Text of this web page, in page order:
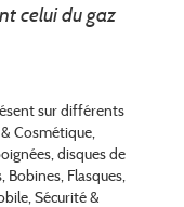
celui du gaz
sur différents
Cosmétique,
disques de
Bobines, Flasques,
Sécurité &